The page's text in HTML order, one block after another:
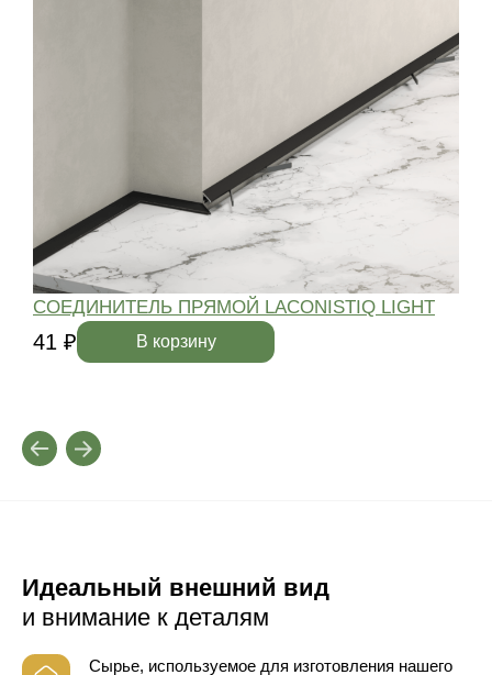
СОЕДИНИТЕЛЬ ПРЯМОЙ LACONISTIQ LIGHT
41 ₽ В корзину
Идеальный внешний вид
и внимание к деталям
Сырье, используемое для изготовления нашего